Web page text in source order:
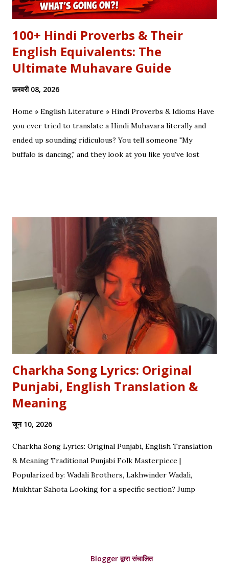
100+ Hindi Proverbs & Their
English Equivalents: The
Ultimate Muhavare Guide
फ़रवरी 08, 2026
Home » English Literature » Hindi Proverbs & Idioms Have
you ever tried to translate a Hindi Muhavara literally and
ended up sounding ridiculous? You tell someone "My
buffalo is dancing," and they look at you like you’ve lost
Stop Saying "My Buffalo is Dancing"! Learn the correct
English equivalents for famous Hindi idioms before your
next exam. In 2010, the internet struggled to find the
meaning of "Sau sonaar ki, ek lohaar ki." We are here to
settle that debate once and for all. Whether you are a
student eyeing the lucrative RBI Rajbhasha Adhikari Salary
& Job Profile , a scholar researching Vidyapati...
Charkha Song Lyrics: Original
Punjabi, English Translation &
Meaning
जून 10, 2026
Charkha Song Lyrics: Original Punjabi, English Translation
& Meaning Traditional Punjabi Folk Masterpiece |
Popularized by: Wadali Brothers, Lakhwinder Wadali,
Mukhtar Sahota Looking for a specific section? Jump
vekhan nu, Chuk charkha gali de vich paanwan, Ve loka
Blogger द्वारा संचालित